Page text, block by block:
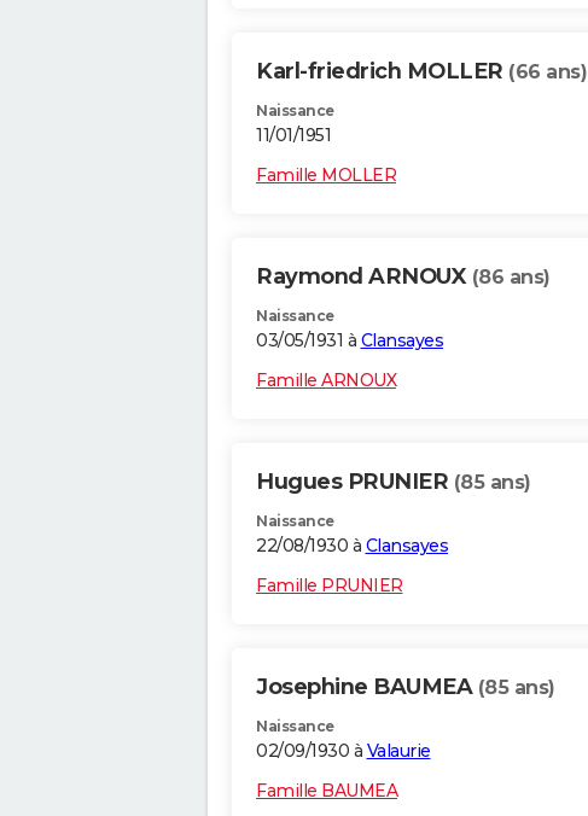
Karl-friedrich MOLLER (66 ans)
Naissance
11/01/1951
Famille MOLLER
Raymond ARNOUX (86 ans)
Naissance
03/05/1931 à Clansayes
Famille ARNOUX
Hugues PRUNIER (85 ans)
Naissance
22/08/1930 à Clansayes
Famille PRUNIER
Josephine BAUMEA (85 ans)
Naissance
02/09/1930 à Valaurie
Famille BAUMEA